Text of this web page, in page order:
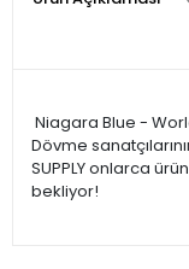
Niagara Blue -
Dövme
SUPPLY onlarca
bekliyor!